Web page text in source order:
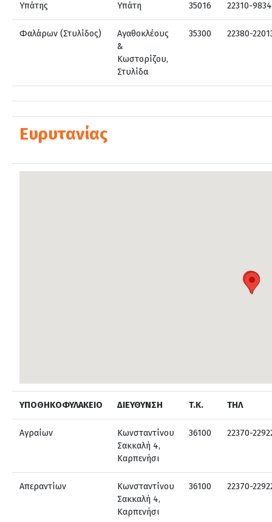
Υπάτης Υπάτη 35016 22310-
Φαλάρων (Στυλίδος)
Αγαθοκλέους
&
Κωστορίζου,
Στυλίδα
35300 22380-
Ευρυτανίας
ΥΠΟΘΗΚΟΦΥΛΑΚΕΙΟ ΔΙΕΥΘΥΝΣΗ T.K. ΤΗΛ
Αγραίων
Κωνσταντίνου
Σακκαλή 4,
Καρπενήσι
36100 22370-
Απεραντίων
Κωνσταντίνου
Σακκαλή 4,
Καρπενήσι
36100 22370-